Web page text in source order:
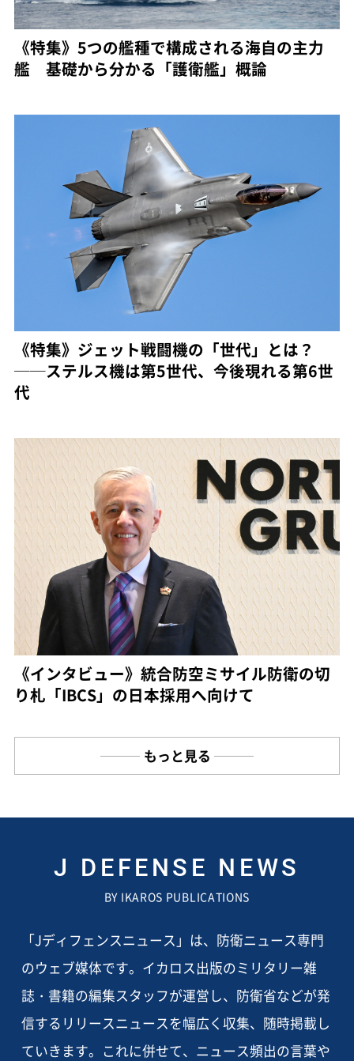
《特集》5つの艦種で構成される海自の主力
艦 基礎から分かる「護衛艦」概論
《特集》ジェット戦闘機の「世代」とは？
──ステルス機は第5世代、今後現れる第6世
代
《インタビュー》統合防空ミサイル防衛の切
り札「IBCS」の日本採用へ向けて
もっと見る
J DEFENSE NEWS
BY IKAROS PUBLICATIONS
「Jディフェンスニュース」は、防衛ニュース専門
のウェブ媒体です。イカロス出版のミリタリー雑
誌・書籍の編集スタッフが運営し、防衛省などが発
信するリリースニュースを幅広く収集、随時掲載し
ていきます。これに併せて、ニュース頻出の言葉や